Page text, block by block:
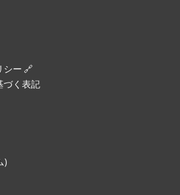
シー 🔗
づく表記
)